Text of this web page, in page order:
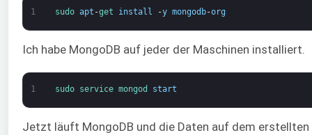
1 sudo apt -get install -y mongodb-org
Ich habe MongoDB auf jeder der Maschinen installiert.
1 sudo service mongod start
Jetzt läuft MongoDB und die Daten auf dem